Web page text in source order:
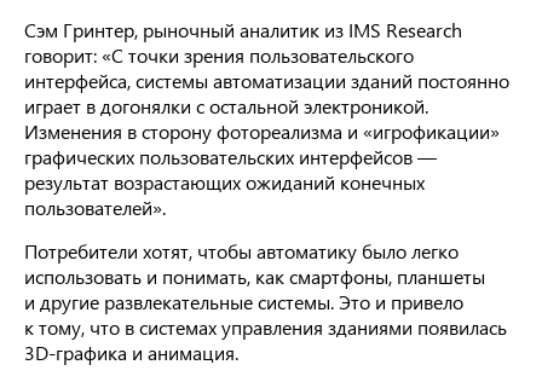
Сэм Гринтер, рыночный аналитик из IMS Research
говорит: «С точки зрения пользовательского
интерфейса, системы автоматизации зданий постоянно
играет в догонялки с остальной электроникой.
Изменения в сторону фотореализма и «игрофикации»
графических пользовательских интерфейсов —
результат возрастающих ожиданий конечных
пользователей».
Потребители хотят, чтобы автоматику было легко
использовать и понимать, как смартфоны, планшеты
и другие развлекательные системы. Это и привело
к тому, что в системах управления зданиями появилась
3D-графика и анимация.